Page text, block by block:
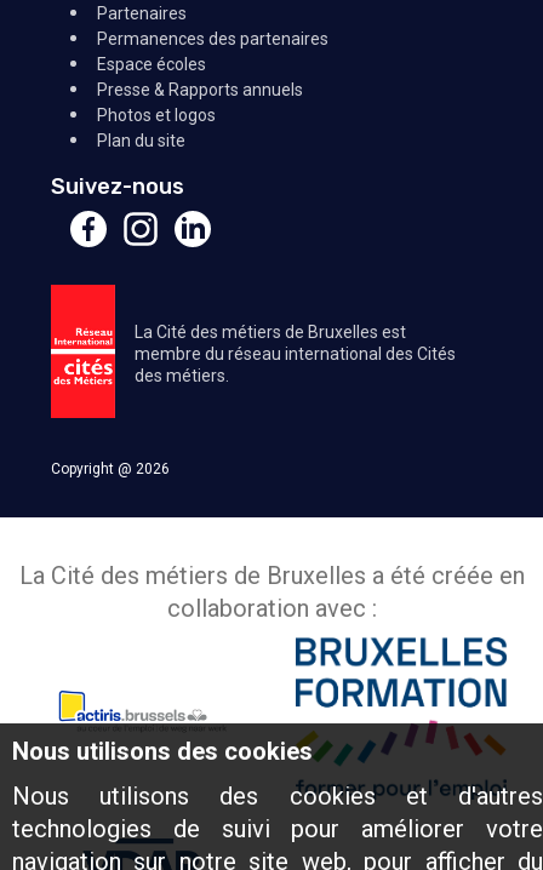
Nous utilisons des cookies
Nous utilisons des cookies et d'autres
technologies de suivi pour améliorer votre
navigation sur notre site web, pour afficher du
Partenaires
Permanences des partenaires
Espace écoles
Presse & Rapports annuels
Photos et logos
Plan du site
Suivez-nous
La Cité des métiers de Bruxelles est
membre du réseau international des Cités
des métiers.
Copyright @ 2026
La Cité des métiers de Bruxelles a été créée en
collaboration avec :